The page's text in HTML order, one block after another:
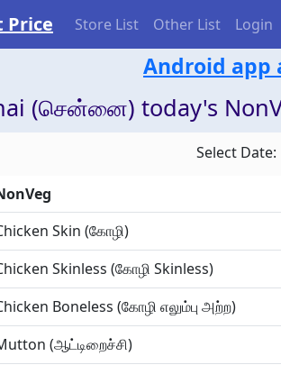
Price Store List Other List Login
Android app
(சென்னை) today's
Select Date:
Skin (கோழி)
Skinless (கோழி Skinless)
Boneless (கோழி எலும்பு அற்ற)
(ஆட்டிறைச்சி)